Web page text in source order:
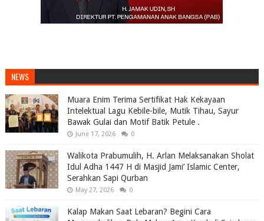
NEWS
Muara Enim Terima Sertifikat Hak Kekayaan
Intelektual Lagu Kebile-bile, Mutik Tihau, Sayur
Bawak Gulai dan Motif Batik Petule .
June 17, 2026 0
Walikota Prabumulih, H. Arlan Melaksanakan Sholat
Idul Adha 1447 H di Masjid Jami’ Islamic Center,
Serahkan Sapi Qurban
May 27, 2026 0
Kalap Makan Saat Lebaran? Begini Cara